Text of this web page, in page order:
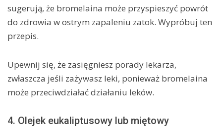
sugerują, że bromelaina może przyspieszyć powrót
do zdrowia w ostrym zapaleniu zatok. Wypróbuj ten
przepis.
Upewnij się, że zasięgniesz porady lekarza,
zwłaszcza jeśli zażywasz leki, ponieważ bromelaina
może przeciwdziałać działaniu leków.
4. Olejek eukaliptusowy lub miętowy